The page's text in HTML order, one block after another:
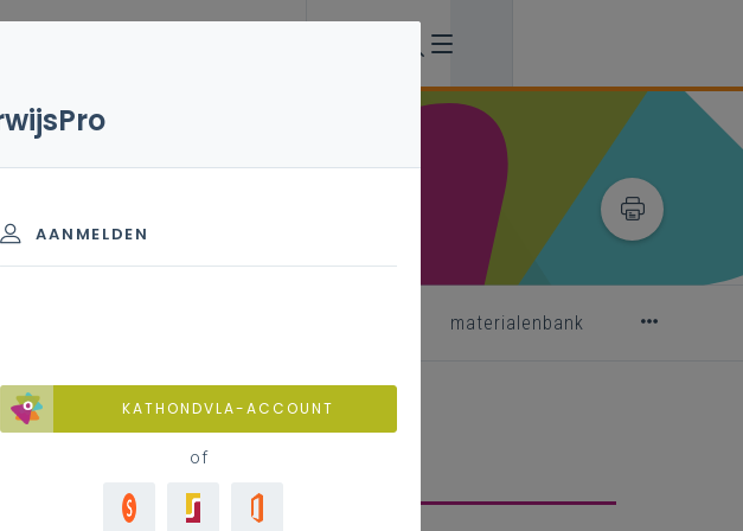
nederlands
materialenbank
AANMELDEN
KATHONDVLA-ACCOUNT
of